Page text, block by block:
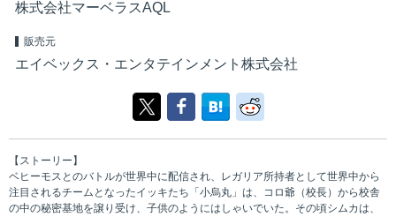
株式会社マーベラスAQL
販売元
エイベックス・エンタテインメント株式会社
【ストーリー】
ベヒーモスとのバトルが世界中に配信され、レガリア所持者として世界中から
注目されるチームとなったイッキたち「小烏丸」は、コロ爺（校長）から校舎
の中の秘密基地を譲り受け、子供のようにはしゃいでいた。その頃シムカは、